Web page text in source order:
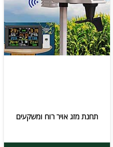
תחנת מזג אויר רוח ומשקעים